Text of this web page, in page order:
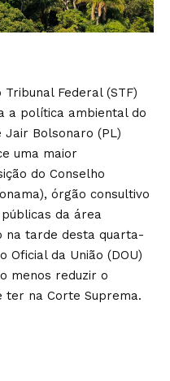
Federal (STF)
a política ambiental do
Bolsonaro (PL)
uma maior
do Conselho
órgão consultivo
da área
na tarde desta quarta-
Oficial da União (DOU)
menos reduzir o
ter na Corte Suprema.